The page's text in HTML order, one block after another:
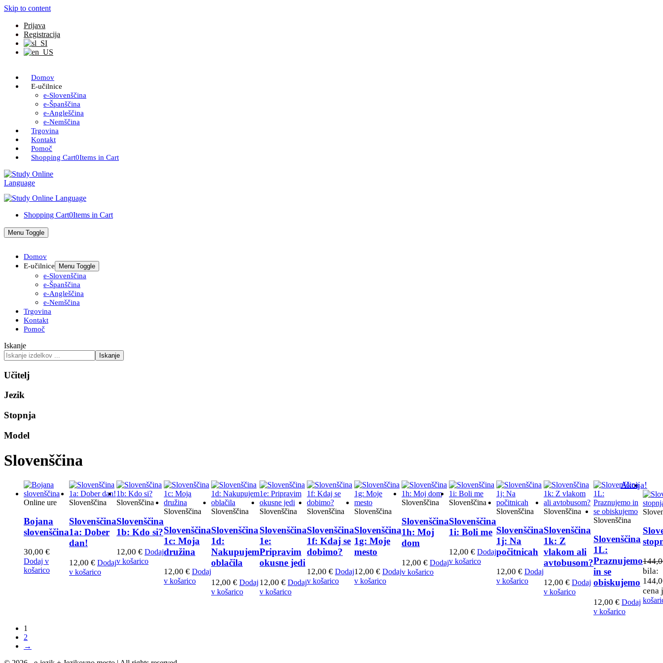
Skip to content
Prijava
Registracija
Domov
E-učilnice
e-Slovenščina
e-Španščina
e-Angleščina
e-Nemščina
Trgovina
Kontakt
Pomoč
Shopping Cart0Items in Cart
Shopping Cart0Items in Cart
Menu Toggle
Domov
E-učilnice
Menu Toggle
e-Slovenščina
e-Španščina
e-Angleščina
e-Nemščina
Trgovina
Kontakt
Pomoč
Iskanje
Iskanje
Učitelj
Jezik
Stopnja
Model
Slovenščina
Online ure
Bojana
slovenščina
30,00 €
Dodaj v
košarico
Slovenščina
Slovenščina
1a: Dober
dan!
12,00 € Dodaj
v košarico
Slovenščina
Slovenščina
1b: Kdo si?
12,00 € Dodaj
v košarico
Slovenščina
Slovenščina
1c: Moja
družina
12,00 € Dodaj
v košarico
Slovenščina
Slovenščina
1d:
Nakupujem
oblačila
12,00 € Dodaj
v košarico
Slovenščina
Slovenščina
1e:
Pripravim
okusne jedi
12,00 € Dodaj
v košarico
Slovenščina
Slovenščina
1f: Kdaj se
dobimo?
12,00 € Dodaj
v košarico
Slovenščina
Slovenščina
1g: Moje
mesto
12,00 € Dodaj
v košarico
Slovenščina
Slovenščina
1h: Moj
dom
12,00 € Dodaj
v košarico
Slovenščina
Slovenščina
1i: Boli me
12,00 € Dodaj
v košarico
Slovenščina
Slovenščina
1j: Na
počitnicah
12,00 € Dodaj
v košarico
Slovenščina
Slovenščina
1k: Z
vlakom ali
avtobusom?
12,00 € Dodaj
v košarico
Slovenščina
Slovenščina
1L:
Praznujemo
in se
obiskujemo
12,00 € Dodaj
v košarico
Akcija!
bila:
cena
1
2
→